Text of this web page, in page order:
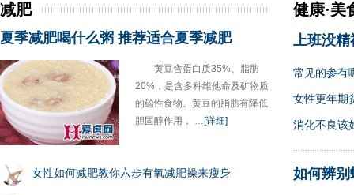
减肥
夏季减肥喝什么粥 推荐适合夏季减肥
黄豆含蛋白质35%、脂肪
20%，是含多种维他命及矿物质
的硷性食物。黄豆的脂肪有降低
胆固醇作用， …[详细]
女性如何减肥教你六步有氧减肥操来瘦身
健康·美
上班没精
常见的参有
女性更年期
消化不良该
如何辨别